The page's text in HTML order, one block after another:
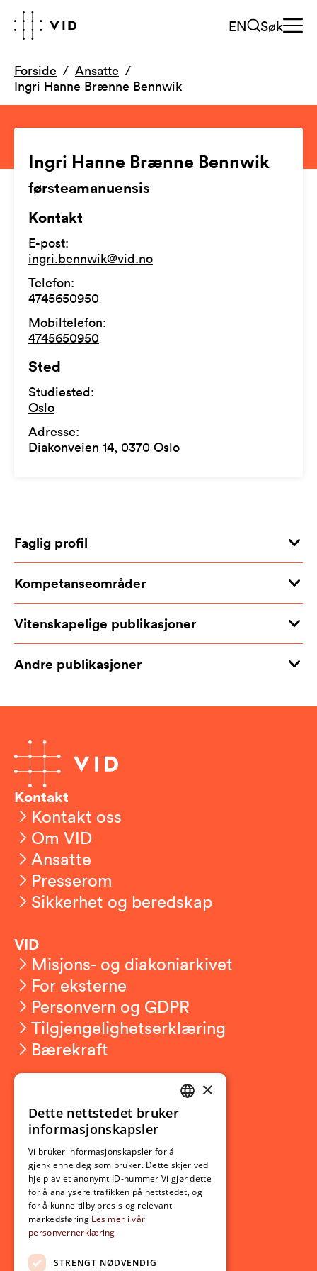
EN Søk
Forside
Ansatte
Ingri Hanne Brænne Bennwik
Ingri Hanne Brænne Bennwik
førsteamanuensis
Kontakt
E-post:
ingri.bennwik@vid.no
Telefon:
4745650950
Mobiltelefon:
4745650950
Sted
Studiested:
Oslo
Adresse:
Diakonveien 14, 0370 Oslo
Faglig profil
Kompetanseområder
Vitenskapelige publikasjoner
Andre publikasjoner
Kontakt
Kontakt oss
Om VID
Ansatte
Presserom
Sikkerhet og beredskap
VID
Misjons- og diakoniarkivet
For eksterne
Personvern og GDPR
Tilgjengelighetserklæring
Bærekraft
Ny student
Utveksling
Opptak
Lov- og regelverk
Aktuelt
Nyheter
Arrangementer
NORWEGIAN
×
Dette nettstedet bruker
informasjonskapsler
Vi bruker informasjonskapsler for å
gjenkjenne deg som bruker. Dette skjer ved
hjelp av et anonymt ID-nummer Vi gjør dette
for å analysere trafikken på nettstedet, og
for å kunne tilby presis og relevant
markedsføring Les mer i vår
personvernerklæring
STRENGT NØDVENDIG